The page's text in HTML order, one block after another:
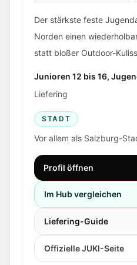
Der stärkste feste
Norden einen
statt bloßer Outdoor-
Junioren 12 bis 16,
Liefering
STADT
Vor allem als Salzburg-
Profil öffnen
Im Hub vergleichen
Liefering-Guide
Offizielle JUKI-Seite